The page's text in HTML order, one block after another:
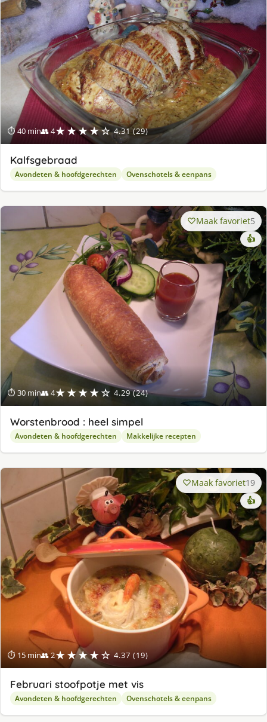
⏱ 40 min👥 4★★★★☆ 4.31 (29)
Kalfsgebraad
Avondeten & hoofdgerechten Ovenschotels & eenpans
⏱ 30 min👥 4★★★★☆ 4.29 (24)
Maak favoriet5
👍
Worstenbrood : heel simpel
Avondeten & hoofdgerechten Makkelijke recepten
⏱ 15 min👥 2★★★★☆ 4.37 (19)
Maak favoriet19
👍
Februari stoofpotje met vis
Avondeten & hoofdgerechten Ovenschotels & eenpans